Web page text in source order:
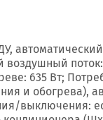
635 Вт;
и обогрева),
выключения: